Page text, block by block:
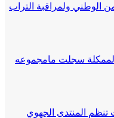
الوطني ولمراقبة التراب
سجلت مامجموعه
تنظم المنتدى الجهوي